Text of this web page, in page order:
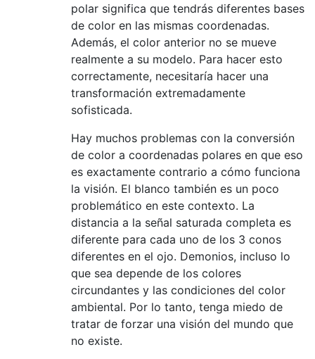
polar significa que tendrás diferentes bases
de color en las mismas coordenadas.
Además, el color anterior no se mueve
realmente a su modelo. Para hacer esto
correctamente, necesitaría hacer una
transformación extremadamente
sofisticada.
Hay muchos problemas con la conversión
de color a coordenadas polares en que eso
es exactamente contrario a cómo funciona
la visión. El blanco también es un poco
problemático en este contexto. La
distancia a la señal saturada completa es
diferente para cada uno de los 3 conos
diferentes en el ojo. Demonios, incluso lo
que sea depende de los colores
circundantes y las condiciones del color
ambiental. Por lo tanto, tenga miedo de
tratar de forzar una visión del mundo que
no existe.